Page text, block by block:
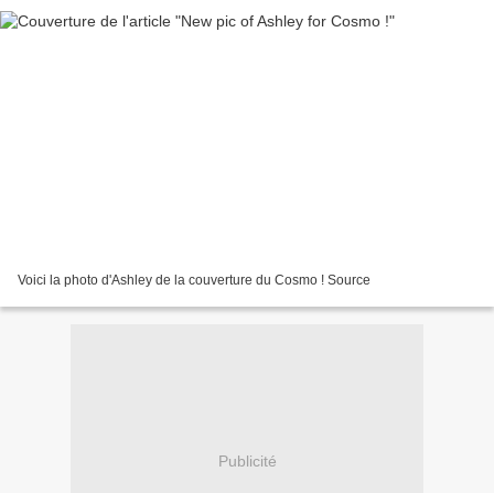
Voici la photo d'Ashley de la couverture du Cosmo ! Source
Publicité